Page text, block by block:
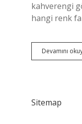
kahverengi
hangi renk
Devamını
Sitemap